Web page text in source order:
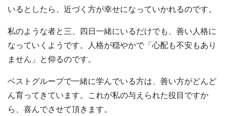
いるとしたら、近づく方が幸せになっていかれるのです。
私のような者と三、四日一緒にいるだけでも、善い人格に
なっていくようです。人格が穏やかで「心配も不安もあり
ません」と仰るのです。
ベストグループで一緒に学んでいる方は、善い方がどんど
ん育ってきています。これが私の与えられた役目ですか
ら、喜んでさせて頂きます。